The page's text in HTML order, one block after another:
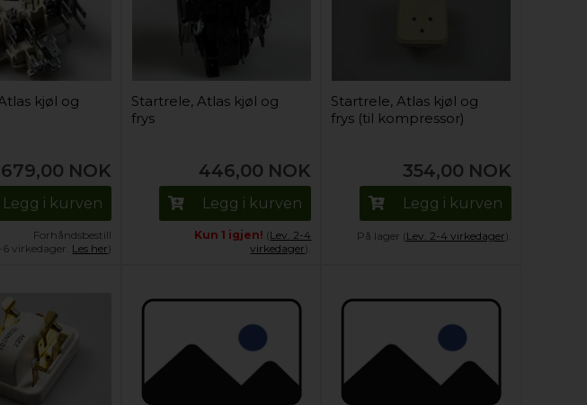
kjøl og
679,00 NOK
Legg i kurven
Forhåndsbestill
virkedager. Les her)
Startrele, Atlas kjøl og
frys
446,00 NOK
Legg i kurven
Kun 1 igjen! (Lev. 2-4
virkedager).
Startrele, Atlas kjøl og
frys (til kompressor)
354,00 NOK
Legg i kurven
På lager (Lev. 2-4 virkedager).